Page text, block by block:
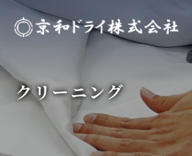
クリーニング